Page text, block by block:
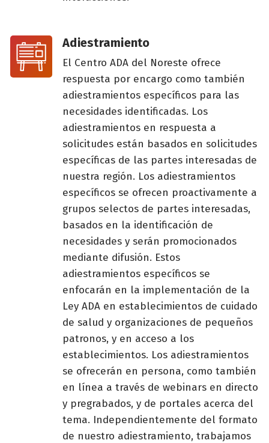
Adiestramiento
El Centro ADA del Noreste ofrece
respuesta por encargo como también
adiestramientos específicos para las
necesidades identificadas. Los
adiestramientos en respuesta a
solicitudes están basados en solicitudes
específicas de las partes interesadas de
nuestra región. Los adiestramientos
específicos se ofrecen proactivamente a
grupos selectos de partes interesadas,
basados en la identificación de
necesidades y serán promocionados
mediante difusión. Estos
adiestramientos específicos se
enfocarán en la implementación de la
Ley ADA en establecimientos de cuidado
de salud y organizaciones de pequeños
patronos, y en acceso a los
establecimientos. Los adiestramientos
se ofrecerán en persona, como también
en línea a través de webinars en directo
y pregrabados, y de portales acerca del
tema. Independientemente del formato
de nuestro adiestramiento, trabajamos